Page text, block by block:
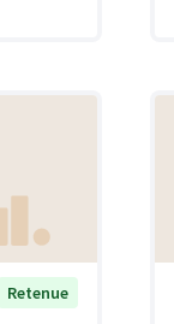
Retenue